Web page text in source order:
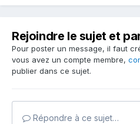
Rejoindre le sujet et
Pour poster un message, il faut
vous avez un compte membre,
publier dans ce sujet.
Répondre à ce sujet…